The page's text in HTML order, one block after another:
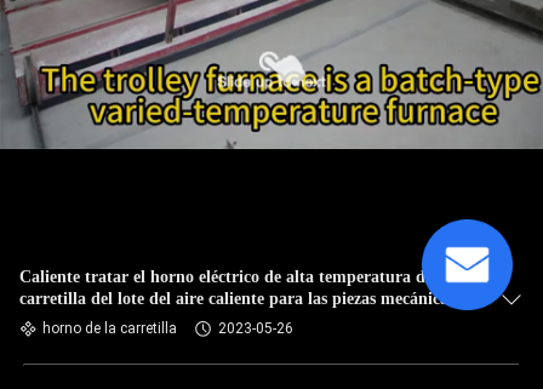
Caliente tratar el horno eléctrico de alta temperatura de la
carretilla del lote del aire caliente para las piezas mecánicas
horno de la carretilla 2023-05-26